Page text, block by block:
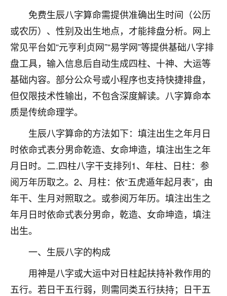
免费生辰八字算命需提供准确出生时间（公历
或农历）、性别及出生地点，才能排盘分析。网上
常见平台如“元亨利贞网”“易学网”等提供基础八字排
盘工具，输入信息后自动生成四柱、十神、大运等
基础内容。部分公众号或小程序也支持快捷排盘，
但仅限技术性输出，不包含深度解读。八字算命本
质是传统命理学。
生辰八字算命的方法如下：填注出生之年月日
时依命式表分男命乾造、女命坤造，填注出生之年
月日时。二.四柱八字干支排列1、年柱、日柱：参
阅万年历取之。2、月柱：依“五虎遁年起月表”，由
年干、生月对照取之。或参阅万年历。填注出生之
年月日时依命式表分男命，乾造、女命坤造，填注
出生。
一、生辰八字的构成
用神是八字或大运中对日柱起扶持补救作用的
五行。若日干五行弱，则需同类五行扶持；日干五
三个，找老师的时候是抱着侥幸心理，没想到老师看
着我晋升有望，我半信半疑的按照老师建议，做了化
太岁还有一个发钱粮，本来年前的人事调整，拖到年
后，我以为都没戏了，结果开年一上班，开会提拔升
职第一个就是我，职务无所谓，主要是底薪加了
3000，非常开心，无论如何，感恩感谢！🙏🏻
鹿森：恭喜升职加薪！！，请客吗？�
12小时前 来自北京
心心相印
我身体不太好，总是病病殃殃的，去检查又没什么大
问题，反正就是不舒服。中医西医看遍了，找不到问
题，后来无意中看到有人推荐慧来老师，跟老师聊过
之后，心情豁然开朗，也听老师建议，处理了一些因
果问题。今年以来，身体比以前好多，主要是心情好
了，老师说境随心转，现在深有体会了。
触，首先就是心态会变好，万般皆是命，半点
1天前 来自四川